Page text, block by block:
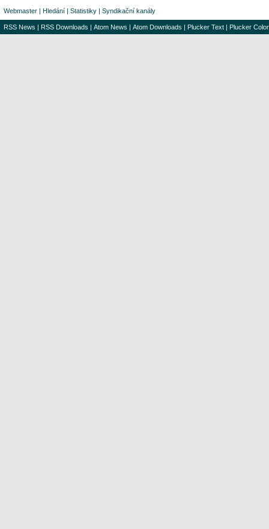
Webmaster | Hledání | Statistiky | Syndikační kanály
RSS News | RSS Downloads | Atom News | Atom Downloads | Plucker Text | Plucker Color